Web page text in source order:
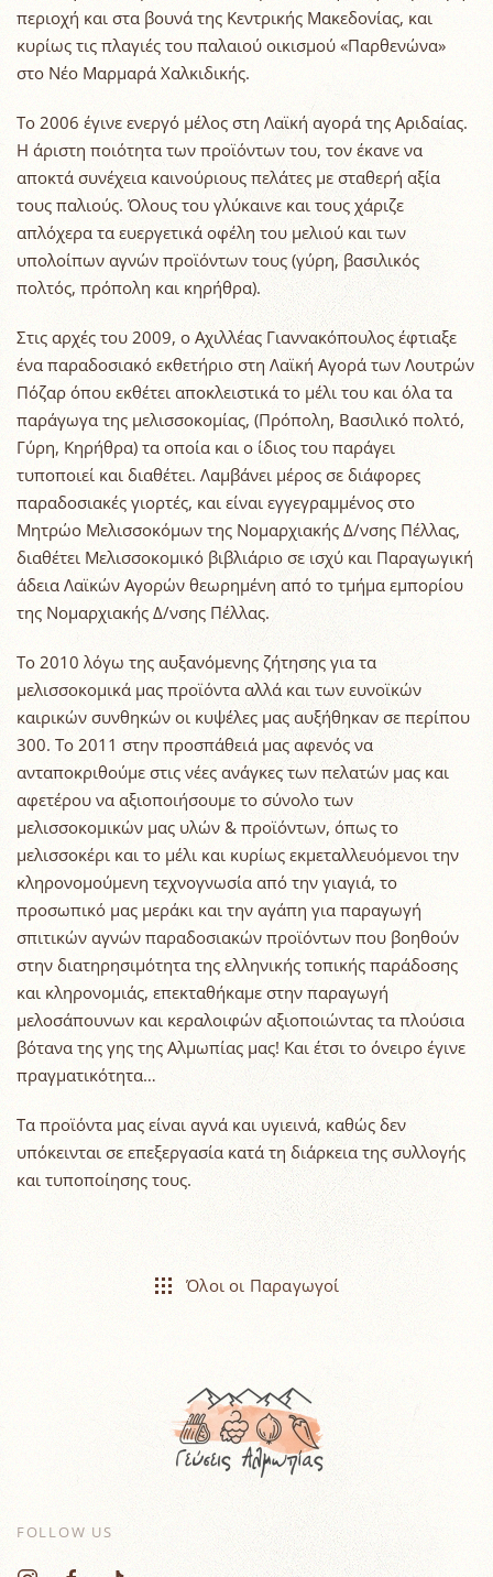
περιοχή και στα βουνά της Κεντρικής Μακεδονίας, και
κυρίως τις πλαγιές του παλαιού οικισμού «Παρθενώνα»
στο Νέο Μαρμαρά Χαλκιδικής.
Tο 2006 έγινε ενεργό μέλος στη Λαϊκή αγορά της Αριδαίας.
Η άριστη ποιότητα των προϊόντων του, τον έκανε να
αποκτά συνέχεια καινούριους πελάτες με σταθερή αξία
τους παλιούς. Όλους του γλύκαινε και τους χάριζε
απλόχερα τα ευεργετικά οφέλη του μελιού και των
υπολοίπων αγνών προϊόντων τους (γύρη, βασιλικός
πολτός, πρόπολη και κηρήθρα).
Στις αρχές του 2009, ο Αχιλλέας Γιαννακόπουλος έφτιαξε
ένα παραδοσιακό εκθετήριο στη Λαϊκή Αγορά των Λουτρών
Πόζαρ όπου εκθέτει αποκλειστικά το μέλι του και όλα τα
παράγωγα της μελισσοκομίας, (Πρόπολη, Βασιλικό πολτό,
Γύρη, Κηρήθρα) τα οποία και ο ίδιος του παράγει
τυποποιεί και διαθέτει. Λαμβάνει μέρος σε διάφορες
παραδοσιακές γιορτές, και είναι εγγεγραμμένος στο
Μητρώο Μελισσοκόμων της Νομαρχιακής Δ/νσης Πέλλας,
διαθέτει Μελισσοκομικό βιβλιάριο σε ισχύ και Παραγωγική
άδεια Λαϊκών Αγορών θεωρημένη από το τμήμα εμπορίου
της Νομαρχιακής Δ/νσης Πέλλας.
Το 2010 λόγω της αυξανόμενης ζήτησης για τα
μελισσοκομικά μας προϊόντα αλλά και των ευνοϊκών
καιρικών συνθηκών οι κυψέλες μας αυξήθηκαν σε περίπου
300. Το 2011 στην προσπάθειά μας αφενός να
ανταποκριθούμε στις νέες ανάγκες των πελατών μας και
αφετέρου να αξιοποιήσουμε το σύνολο των
μελισσοκομικών μας υλών & προϊόντων, όπως το
μελισσοκέρι και το μέλι και κυρίως εκμεταλλευόμενοι την
κληρονομούμενη τεχνογνωσία από την γιαγιά, το
προσωπικό μας μεράκι και την αγάπη για παραγωγή
σπιτικών αγνών παραδοσιακών προϊόντων που βοηθούν
στην διατηρησιμότητα της ελληνικής τοπικής παράδοσης
και κληρονομιάς, επεκταθήκαμε στην παραγωγή
μελοσάπουνων και κεραλοιφών αξιοποιώντας τα πλούσια
βότανα της γης της Αλμωπίας μας! Και έτσι το όνειρο έγινε
πραγματικότητα…
Τα προϊόντα μας είναι αγνά και υγιεινά, καθώς δεν
υπόκεινται σε επεξεργασία κατά τη διάρκεια της συλλογής
και τυποποίησης τους.
Όλοι οι Παραγωγοί
FOLLOW US